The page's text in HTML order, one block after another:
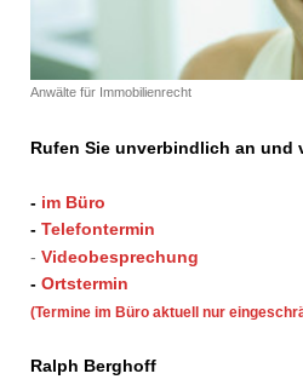
Anwälte für Immobilienrecht
Rufen Sie unverbindlich an und
- im Büro
- Telefontermin
- Videobesprechung
- Ortstermin
(Termine im Büro aktuell nur
Ralph Berghoff